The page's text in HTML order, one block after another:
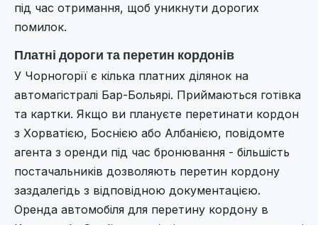
під час отримання, щоб уникнути дорогих
помилок.
Платні дороги та перетин кордонів
У Чорногорії є кілька платних ділянок на
автомагістралі Бар-Больярі. Приймаються готівка
та картки. Якщо ви плануєте перетинати кордон
з Хорватією, Боснією або Албанією, повідомте
агента з оренди під час бронювання - більшість
постачальників дозволяють перетин кордону
заздалегідь з відповідною документацією.
Оренда автомобіля для перетину кордону в